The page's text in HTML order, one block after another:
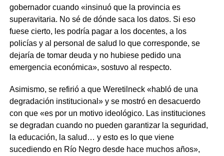
gobernador cuando «insinuó que la provincia es
superavitaria. No sé de dónde saca los datos. Si eso
fuese cierto, les podría pagar a los docentes, a los
policías y al personal de salud lo que corresponde, se
dejaría de tomar deuda y no hubiese pedido una
emergencia económica», sostuvo al respecto.
Asimismo, se refirió a que Weretilneck «habló de una
degradación institucional» y se mostró en desacuerdo
con que «es por un motivo ideológico. Las instituciones
se degradan cuando no pueden garantizar la seguridad,
la educación, la salud… y esto es lo que viene
sucediendo en Río Negro desde hace muchos años»,